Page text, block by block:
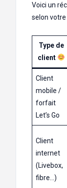
Voici un
selon votre
Type de
client
Client
mobile /
forfait
Let’s Go
Client
internet
(Livebox,
fibre…)